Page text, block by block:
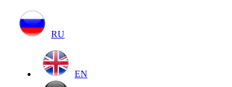
RU
EN